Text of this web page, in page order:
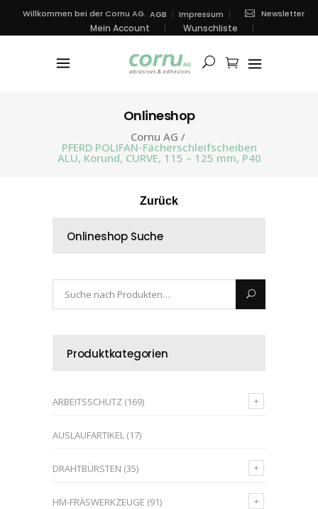
Willkommen bei der Cornu AG. AGB Impressum Newsletter
Mein Account Wunschliste
Onlineshop
Cornu AG /
PFERD POLIFAN-Fächerschleifscheiben
ALU, Korund, CURVE, 115 – 125 mm, P40
Zurück
Onlineshop Suche
Produktkategorien
ARBEITSSCHUTZ (169)
AUSLAUFARTIKEL (17)
DRAHTBÜRSTEN (35)
HM-FRÄSWERKZEUGE (91)